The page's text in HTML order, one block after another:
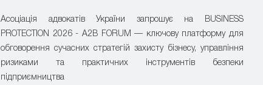
Асоціація адвокатів України запрошує на BUSINESS
PROTECTION 2026 - A2B FORUM — ключову платформу для
обговорення сучасних стратегій захисту бізнесу, управління
ризиками та практичних інструментів безпеки
підприємництва